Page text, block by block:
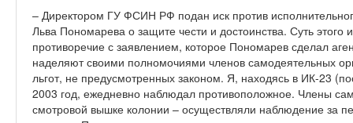
– Директором ГУ ФСИН РФ подан иск против
Льва Пономарева о защите чести и достоинства. Суть этого
противоречие с заявлением, которое Пономарев сделал
наделяют своими полномочиями членов самодеятельных
льгот, не предусмотренных законом. Я, находясь в ИК-23
2003 год, ежедневно наблюдал противоположное. Члены
смотровой вышке колонии – осуществляли наблюдение за